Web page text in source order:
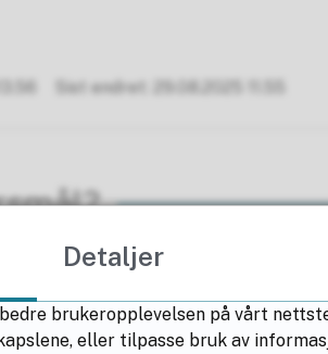
Sist endret
Pedagogisk rådgiver
Detaljer
brukeropplevelsen på vårt
eller tilpasse bruk av